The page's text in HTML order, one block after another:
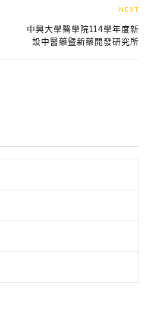
NEXT
中興大學醫學院114學年度新
設中醫藥暨新藥開發研究所